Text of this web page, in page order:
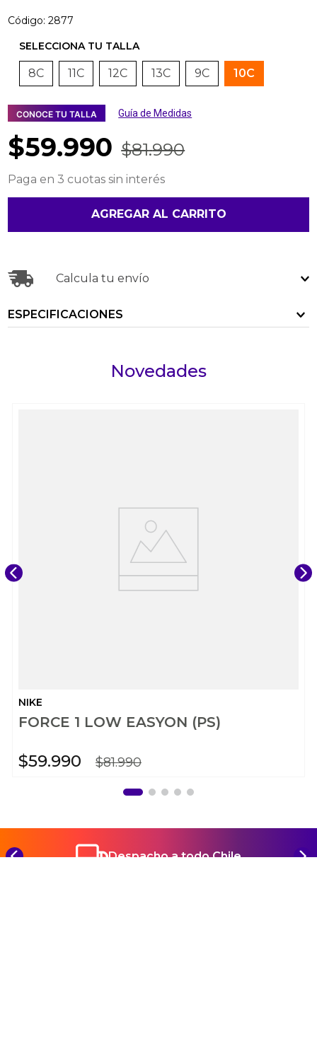
Código:2877
8C 11C 12C 13C 9C 10C
CONOCE TU TALLA Guía de Medidas
$59.990 $81.990
Paga en 3 cuotas sin interés
AGREGAR AL CARRITO
Calcula tu envío
ESPECIFICACIONES
Novedades
NIKE
FORCE 1 LOW EASYON (PS)
$59.990 $81.990
Despacho a todo Chile